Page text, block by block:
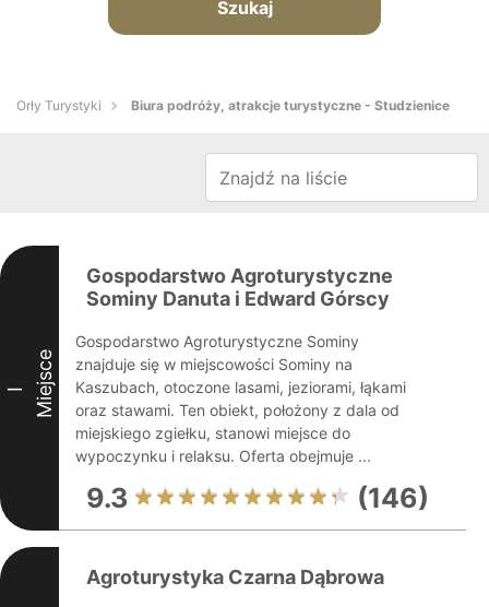
Szukaj
Orły Turystyki Biura podróży, atrakcje turystyczne - Studzienice
I Miejsce
Gospodarstwo Agroturystyczne
Sominy Danuta i Edward Górscy
Gospodarstwo Agroturystyczne Sominy
znajduje się w miejscowości Sominy na
Kaszubach, otoczone lasami, jeziorami, łąkami
oraz stawami. Ten obiekt, położony z dala od
miejskiego zgiełku, stanowi miejsce do
wypoczynku i relaksu. Oferta obejmuje ...
9.3 (146)
Agroturystyka Czarna Dąbrowa